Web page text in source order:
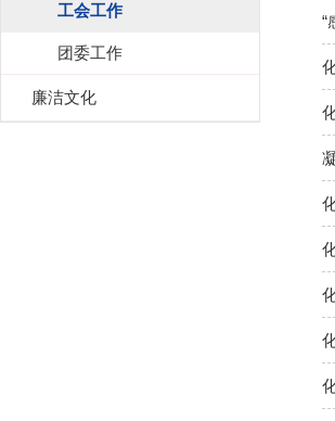
工会工作
团委工作
廉洁文化
“